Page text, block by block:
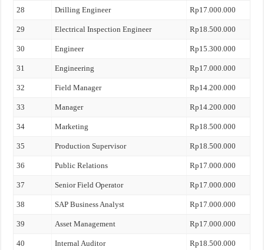
28 Drilling Engineer Rp17.000.000
29 Electrical Inspection Engineer Rp18.500.000
30 Engineer Rp15.300.000
31 Engineering Rp17.000.000
32 Field Manager Rp14.200.000
33 Manager Rp14.200.000
34 Marketing Rp18.500.000
35 Production Supervisor Rp18.500.000
36 Public Relations Rp17.000.000
37 Senior Field Operator Rp17.000.000
38 SAP Business Analyst Rp17.000.000
39 Asset Management Rp17.000.000
40 Internal Auditor Rp18.500.000